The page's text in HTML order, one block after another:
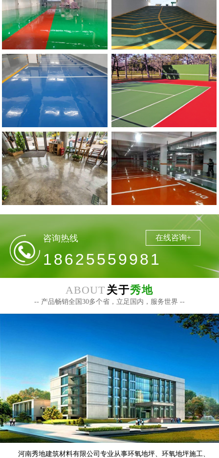
动
滑
郑
州
市
政
委
停
车
场
防
坡 河南硅PU球场地坪
环氧复古地坪 郑
州
环
氧
自
流
平
地
坪施
工
咨询热线
18625559981
在线咨询+
ABOUT 关于秀地
-- 产品畅销全国30多个省，立足国内，服务世界 --
河南秀地建筑材料有限公司专业从事环氧地坪、环氧地坪施工、